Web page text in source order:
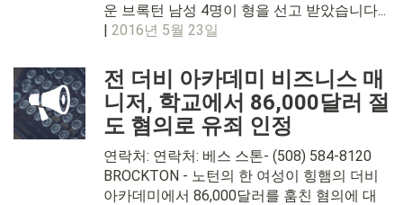
운 브록턴 남성 4명이 형을 선고 받았습니다...
| 2016년 5월 23일
전 더비 아카데미 비즈니스 매
니저, 학교에서 86,000달러 절
도 혐의로 유죄 인정
연락처: 연락처: 베스 스톤- (508) 584-8120
BROCKTON - 노턴의 한 여성이 힝햄의 더비
아카데미에서 86,000달러를 훔친 혐의에 대